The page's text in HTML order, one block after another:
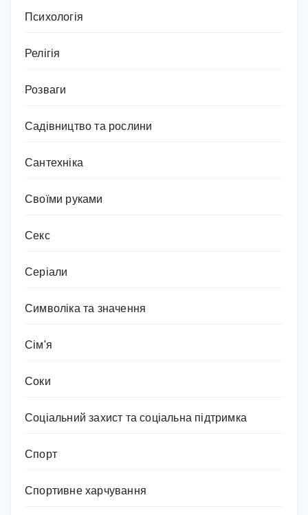
Психологія
Релігія
Розваги
Садівництво та рослини
Сантехніка
Своїми руками
Секс
Серіали
Символіка та значення
Сім'я
Соки
Соціальний захист та соціальна підтримка
Спорт
Спортивне харчування